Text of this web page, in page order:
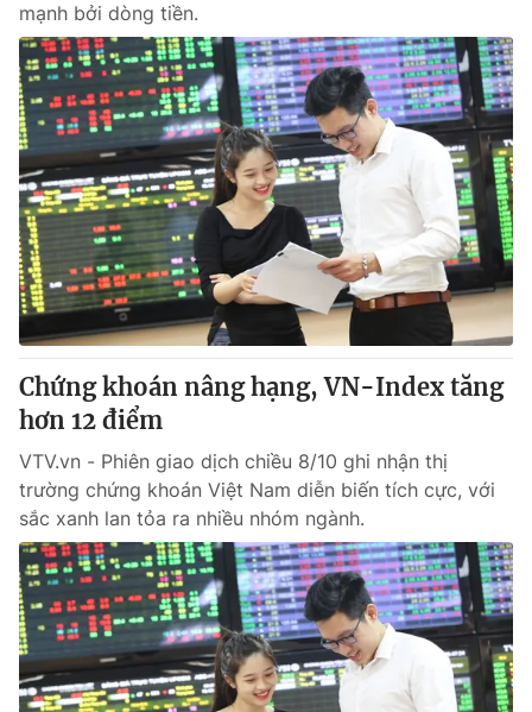
mạnh bởi dòng tiền.
Chứng khoán nâng hạng, VN-Index tăng
hơn 12 điểm
VTV.vn - Phiên giao dịch chiều 8/10 ghi nhận thị
trường chứng khoán Việt Nam diễn biến tích cực, với
sắc xanh lan tỏa ra nhiều nhóm ngành.